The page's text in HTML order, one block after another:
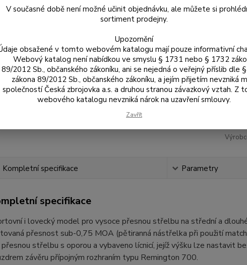
Kompletní specifikace Parametry
specifikace
i lovecký model pro vysoce přesnou střelbu na střední a
přesnost sub-0,75 MOA (pětiranná nástřelka při použití
střelbu s oporou a vybaveno lícnicí, jejíž výšku lze nastavit
závěru přípojným rozhraním typu Remington 700.
V současné době není možné učinit objednávku, ale můžete si
sortiment prodejny.
Upozornění
obsažené v tomto webovém katalogu mají pouze informativní
Webový katalog není nabídkou ve smyslu § 1731 nebo § 1732
89/2012 Sb., občanského zákoníku, ani se nejedná o veřejný příslib dle
zákona 89/2012 Sb., občanského zákoníku, a jejím přijetím nevzniká
společností Česká zbrojovka a.s. a druhou stranou závazkový vztah. Z
webového katalogu nevzniká nárok na uzavření smlouvy.
Zavřít